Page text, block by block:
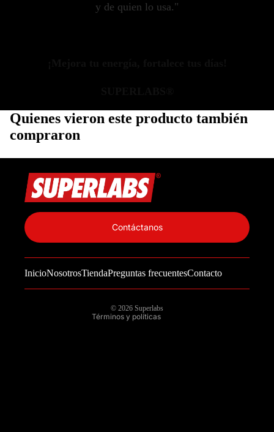
y de quien lo usa."
Quienes vieron este producto también
compraron
InicioNosotrosTiendaPreguntas frecuentesContacto
Contáctanos
© 2026 Superlabs
Términos y políticas
Información de contacto
Política de reembolso
Términos del servicio
Política de envío